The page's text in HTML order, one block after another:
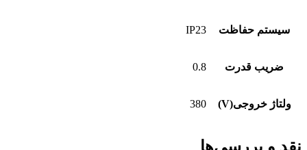
سیستم حفاظت IP23
ضریب قدرت 0.8
ولتاژ خروجی(V) 380